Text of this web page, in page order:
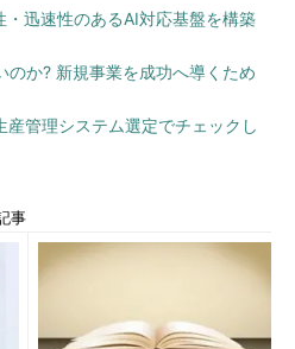
迅速性のあるAI対応基盤を構築
のか? 新規事業を成功へ導くため
産管理システム選定でチェックし
事